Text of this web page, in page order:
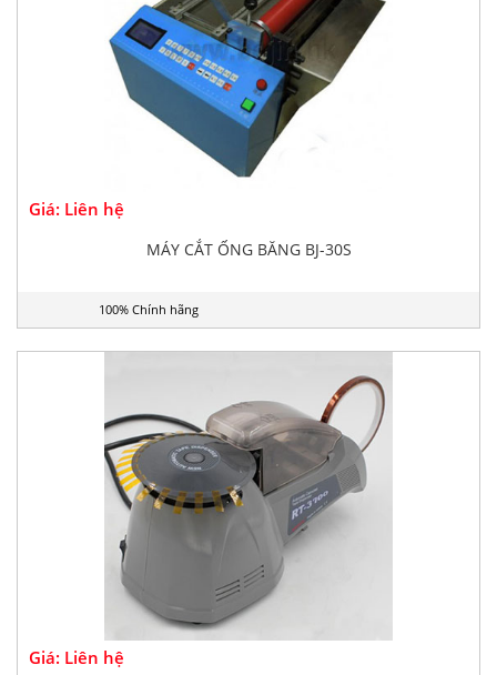
Giá: Liên hệ
MÁY CẮT ỐNG BĂNG BJ-30S
100% Chính hãng
Giá: Liên hệ